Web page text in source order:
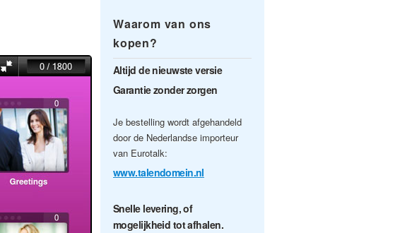
Waarom van ons
kopen?
Altijd de nieuwste versie
Garantie zonder zorgen
Je bestelling wordt afgehandeld
door de Nederlandse importeur
van Eurotalk:
www.talendomein.nl
Snelle levering, of
mogelijkheid tot afhalen.